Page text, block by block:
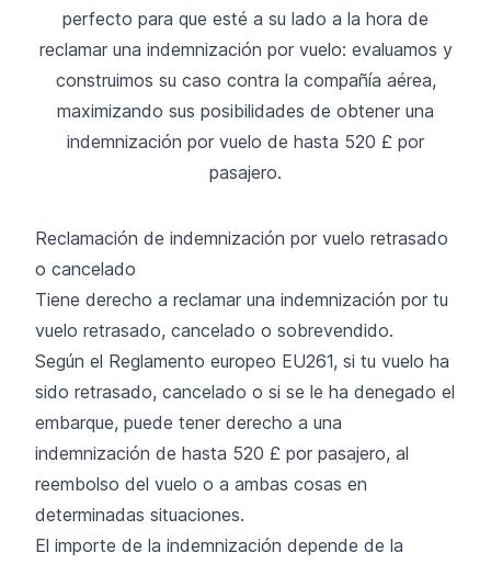
perfecto para que esté a su lado a la hora de
reclamar una indemnización por vuelo: evaluamos y
construimos su caso contra la compañía aérea,
maximizando sus posibilidades de obtener una
indemnización por vuelo de hasta 520 £ por
pasajero.
Reclamación de indemnización por vuelo retrasado
o cancelado
Tiene derecho a reclamar una indemnización por tu
vuelo retrasado, cancelado o sobrevendido.
Según el Reglamento europeo EU261, si tu vuelo ha
sido retrasado, cancelado o si se le ha denegado el
embarque, puede tener derecho a una
indemnización de hasta 520 £ por pasajero, al
reembolso del vuelo o a ambas cosas en
determinadas situaciones.
El importe de la indemnización depende de la